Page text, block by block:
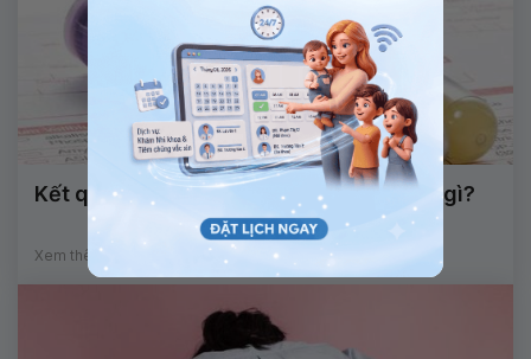
Kết quả xét nghiệm máu thì nói lên điều gì?
Xem thêm